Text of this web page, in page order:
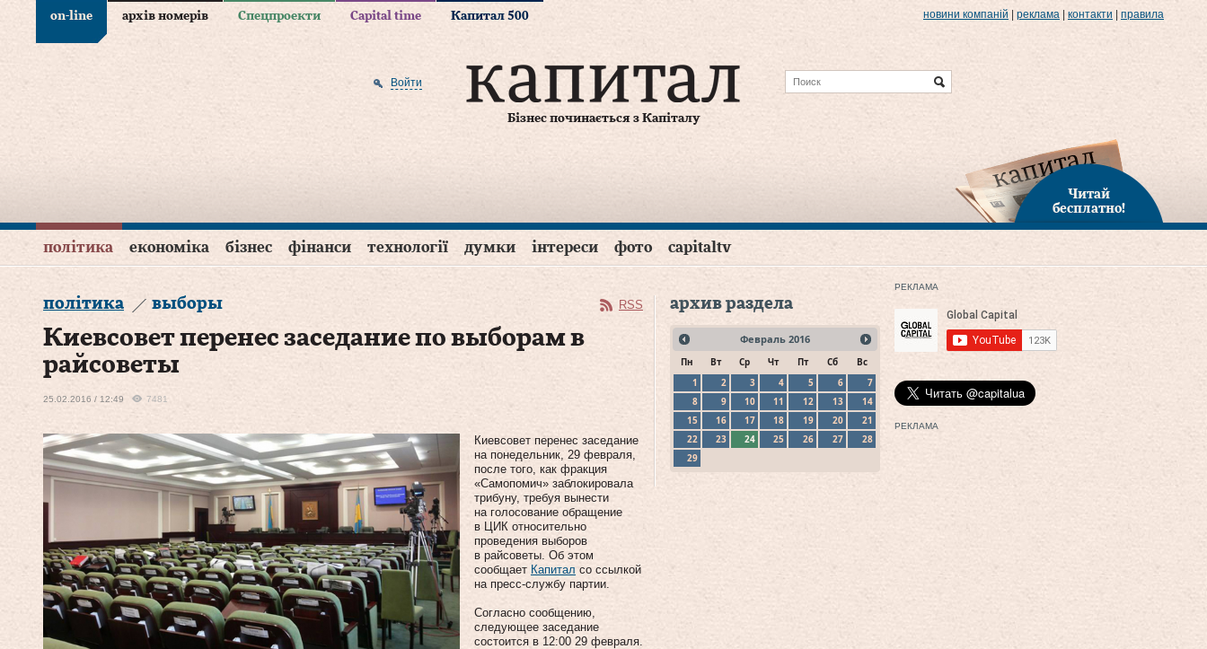
on-line архів номерів Спецпроекти Capital time Капитал 500 новини компаній реклама контакти правила
Бізнес починається з Капіталу
Войти
Читай
бесплатно!
політика економіка бізнес фінанси технології думки інтереси фото capitaltv
політика выборы RSS
Киевсовет перенес заседание по выборам в
райсоветы
25.02.2016 / 12:49 7481
Киевсовет перенес заседание
на понедельник, 29 февраля,
после того, как фракция
«Самопомич» заблокировала
трибуну, требуя вынести
на голосование обращение
в ЦИК относительно
проведения выборов
в райсоветы. Об этом
сообщает Капитал со ссылкой
на пресс-службу партии.
Согласно сообщению,
следующее заседание
состоится в 12:00 29 февраля.
архив раздела
Февраль 2016
Пн Вт Ср Чт Пт Сб
Вс
1
2 3 4 5 6
7
8
9 10 11 12 13
14
15
16 17 18 19 20
21
22
23 24 25 26 27
28
29
РЕКЛАМА
РЕКЛАМА